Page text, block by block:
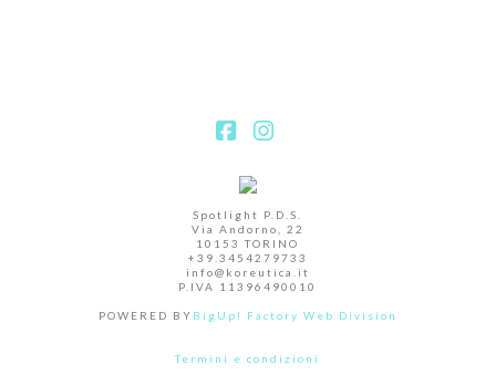
Spotlight P.D.S.
Via Andorno, 22
10153 TORINO
+39.3454279733
info@koreutica.it
P.IVA 11396490010
POWERED BY BigUp! Factory Web Division
Termini e condizioni